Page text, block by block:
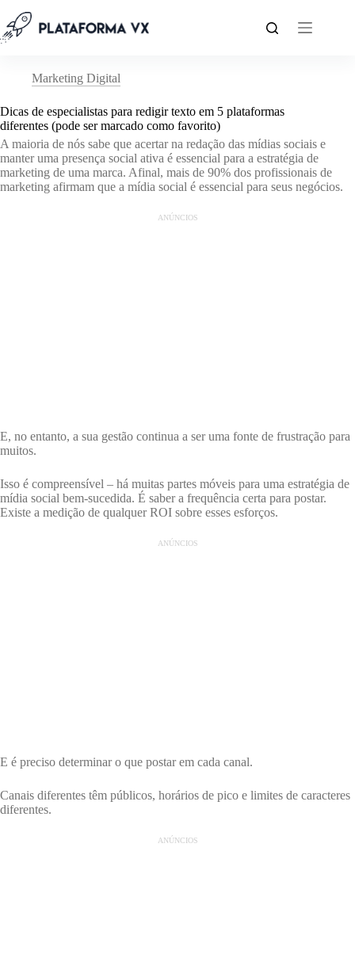
para
o
Marketing Digital
Dicas de especialistas para redigir texto em 5 plataformas
diferentes (pode ser marcado como favorito)
A maioria de nós sabe que acertar na redação das mídias sociais e
manter uma presença social ativa é essencial para a estratégia de
marketing de uma marca. Afinal, mais de 90% dos profissionais de
marketing afirmam que a mídia social é essencial para seus negócios.
ANÚNCIOS
E, no entanto, a sua gestão continua a ser uma fonte de frustração para
muitos.
Isso é compreensível – há muitas partes móveis para uma estratégia de
mídia social bem-sucedida. É saber a frequência certa para postar.
Existe a medição de qualquer ROI sobre esses esforços.
ANÚNCIOS
E é preciso determinar o que postar em cada canal.
Canais diferentes têm públicos, horários de pico e limites de caracteres
diferentes.
ANÚNCIOS